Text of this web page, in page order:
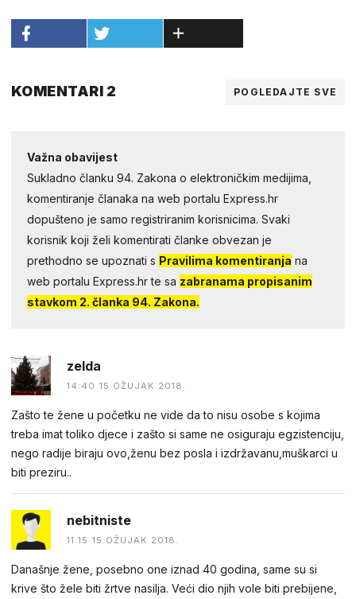
KOMENTARI 2 POGLEDAJTE SVE
Važna obavijest
Sukladno članku 94. Zakona o elektroničkim medijima,
komentiranje članaka na web portalu Express.hr
dopušteno je samo registriranim korisnicima. Svaki
korisnik koji želi komentirati članke obvezan je
prethodno se upoznati s Pravilima komentiranja na
web portalu Express.hr te sa zabranama propisanim
stavkom 2. članka 94. Zakona.
zelda
14:40 15.OŽUJAK 2018.
Zašto te žene u početku ne vide da to nisu osobe s kojima
treba imat toliko djece i zašto si same ne osiguraju egzistenciju,
nego radije biraju ovo,ženu bez posla i izdržavanu,muškarci u
biti preziru..
nebitniste
11:15 15.OŽUJAK 2018.
Današnje žene, posebno one iznad 40 godina, same su si
krive što žele biti žrtve nasilja. Veći dio njih vole biti prebijene,